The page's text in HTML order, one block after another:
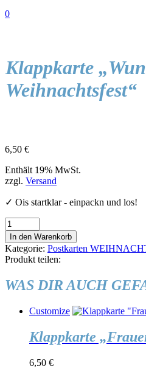
0
Klappkarte
Weihnachtsfest“
6,50 €
Enthält 19% MwSt.
zzgl. Versand
✓ Ois startklar - einpackn und los!
Klappkarte
"Wundervolles
Weihnachtsfest"
Menge
In den Warenkorb
Kategorie: Postkarten
Produkt teilen:
WAS DIR AUCH
Customize
Klappkarte
6,50 €